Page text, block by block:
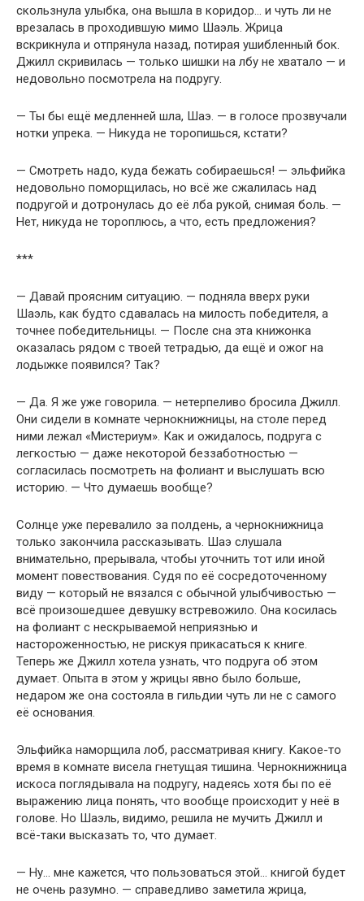
скользнула улыбка, она вышла в коридор… и чуть ли не
врезалась в проходившую мимо Шаэль. Жрица
вскрикнула и отпрянула назад, потирая ушибленный бок.
Джилл скривилась — только шишки на лбу не хватало — и
недовольно посмотрела на подругу.
— Ты бы ещё медленней шла, Шаэ. — в голосе прозвучали
нотки упрека. — Никуда не торопишься, кстати?
— Смотреть надо, куда бежать собираешься! — эльфийка
недовольно поморщилась, но всё же сжалилась над
подругой и дотронулась до её лба рукой, снимая боль. —
Нет, никуда не тороплюсь, а что, есть предложения?
***
— Давай проясним ситуацию. — подняла вверх руки
Шаэль, как будто сдавалась на милость победителя, а
точнее победительницы. — После сна эта книжонка
оказалась рядом с твоей тетрадью, да ещё и ожог на
лодыжке появился? Так?
— Да. Я же уже говорила. — нетерпеливо бросила Джилл.
Они сидели в комнате чернокнижницы, на столе перед
ними лежал «Мистериум». Как и ожидалось, подруга с
легкостью — даже некоторой беззаботностью —
согласилась посмотреть на фолиант и выслушать всю
историю. — Что думаешь вообще?
Солнце уже перевалило за полдень, а чернокнижница
только закончила рассказывать. Шаэ слушала
внимательно, прерывала, чтобы уточнить тот или иной
момент повествования. Судя по её сосредоточенному
виду — который не вязался с обычной улыбчивостью —
всё произошедшее девушку встревожило. Она косилась
на фолиант с нескрываемой неприязнью и
настороженностью, не рискуя прикасаться к книге.
Теперь же Джилл хотела узнать, что подруга об этом
думает. Опыта в этом у жрицы явно было больше,
недаром же она состояла в гильдии чуть ли не с самого
её основания.
Эльфийка наморщила лоб, рассматривая книгу. Какое-то
время в комнате висела гнетущая тишина. Чернокнижница
искоса поглядывала на подругу, надеясь хотя бы по её
выражению лица понять, что вообще происходит у неё в
голове. Но Шаэль, видимо, решила не мучить Джилл и
всё-таки высказать то, что думает.
— Ну… мне кажется, что пользоваться этой… книгой будет
не очень разумно. — справедливо заметила жрица,